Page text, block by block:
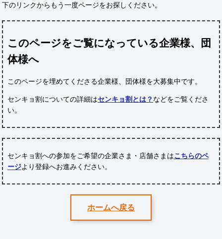
下のリンクからもう一度ページをお探しください。
このページをご覧になっている企業様、団
体様へ
このページを埋めてくださる企業様、団体様を大募集中です。
センキョ割についての詳細はセンキョ割とは？ などをご覧くださ
い。
センキョ割への参加をご希望の企業さま・店舗さまはこちらのペ
ージより登録へお進みください。
ホームへ戻る